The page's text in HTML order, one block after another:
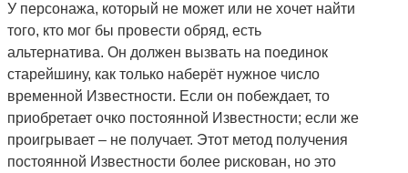
У персонажа, который не может или не хочет найти
того, кто мог бы провести обряд, есть
альтернатива. Он должен вызвать на поединок
старейшину, как только наберёт нужное число
временной Известности. Если он побеждает, то
приобретает очко постоянной Известности; если же
проигрывает – не получает. Этот метод получения
постоянной Известности более рискован, но это